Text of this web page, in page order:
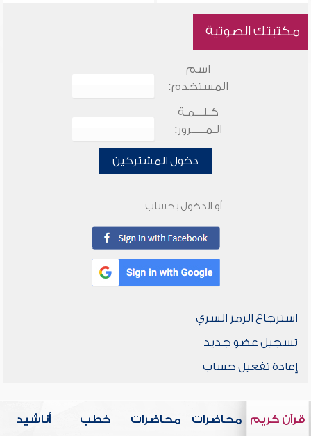
مكتبتك الصوتية
اسم
المستخدم:
كـلـــمـة
الـمـــــرور:
دخول المشتركين
أو الدخول بحساب
استرجاع الرمز السري
تسجيل عضو جديد
إعادة تفعيل حساب
قرآن كريم
محاضرات
محاضرات
خطب
أناشيد